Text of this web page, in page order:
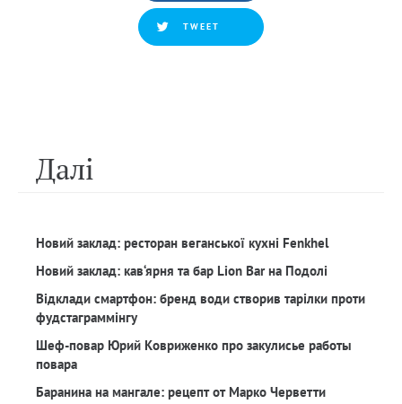
TWEET
Далi
Новий заклад: ресторан веганської кухні Fenkhel
Новий заклад: кав‘ярня та бар Lion Bar на Подолі
Відклади смартфон: бренд води створив тарілки проти
фудстаграммінгу
Шеф-повар Юрий Ковриженко про закулисье работы
повара
Баранина на мангале: рецепт от Марко Черветти